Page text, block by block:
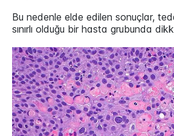
Bu nedenle elde edilen sonuçlar,
sınırlı olduğu bir hasta grubunda